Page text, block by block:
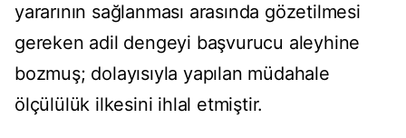
yararının sağlanması arasında gözetilmesi
gereken adil dengeyi başvurucu aleyhine
bozmuş; dolayısıyla yapılan müdahale
ölçülülük ilkesini ihlal etmiştir.